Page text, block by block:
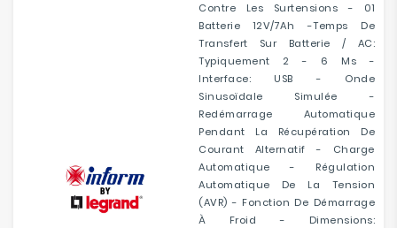
Contre Les Surtensions - 01
Batterie 12V/7Ah -Temps De
Transfert Sur Batterie / AC:
Typiquement 2 - 6 Ms -
Interface: USB - Onde
Sinusoïdale Simulée -
Redémarrage Automatique
Pendant La Récupération De
Courant Alternatif - Charge
Automatique - Régulation
Automatique De La Tension
(AVR) - Fonction De Démarrage
À Froid - Dimensions: